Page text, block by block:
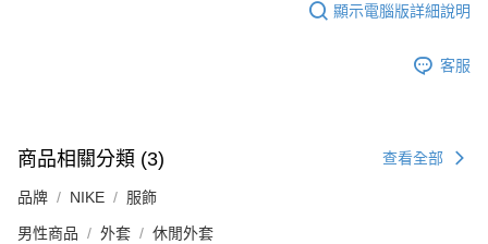
顯示電腦版詳細說明
客服
商品相關分類 (3) 查看全部
品牌 NIKE 服飾
男性商品 外套 休閒外套